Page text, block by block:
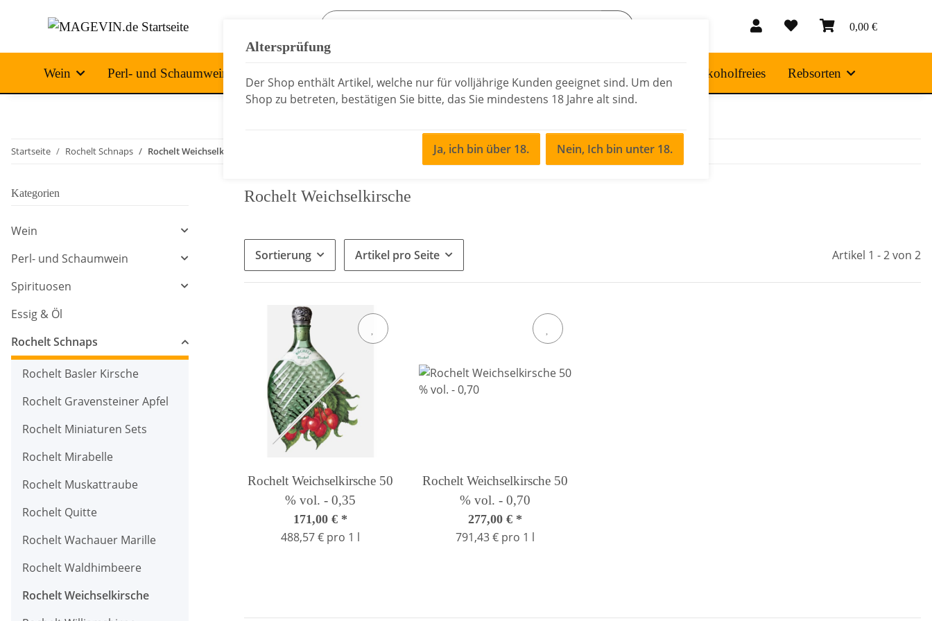
0,00 €
Wein Perl- und Schaumwein Alkoholfreies Rebsorten
Startseite Rochelt Schnaps Rochelt Weichselkirsche
Rochelt Weichselkirsche
Sortierung Artikel pro Seite Artikel 1 - 2 von 2
Rochelt Weichselkirsche 50
% vol. - 0,35
171,00 € *
488,57 € pro 1 l
Rochelt Weichselkirsche 50
% vol. - 0,70
277,00 € *
791,43 € pro 1 l
Kategorien
Wein
Perl- und Schaumwein
Spirituosen
Essig & Öl
Rochelt Schnaps
Rochelt Basler Kirsche
Rochelt Gravensteiner Apfel
Rochelt Miniaturen Sets
Rochelt Mirabelle
Rochelt Muskattraube
Rochelt Quitte
Rochelt Wachauer Marille
Rochelt Waldhimbeere
Rochelt Weichselkirsche
Altersprüfung
Der Shop enthält Artikel, welche nur für volljährige Kunden geeignet sind. Um den
Shop zu betreten, bestätigen Sie bitte, das Sie mindestens 18 Jahre alt sind.
Ja, ich bin über 18. Nein, Ich bin unter 18.